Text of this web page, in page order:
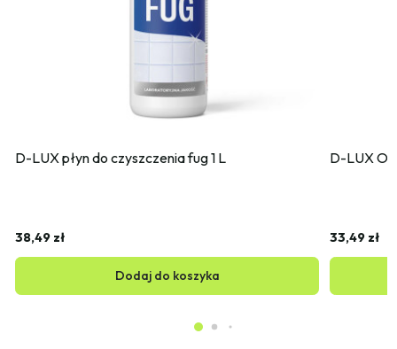
D-LUX płyn do czyszczenia fug 1 L
38,49 zł
Dodaj do koszyka
D-LUX
33,49 zł